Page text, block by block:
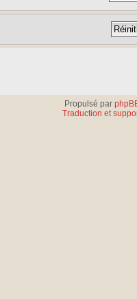
Propulsé par
Traduction et